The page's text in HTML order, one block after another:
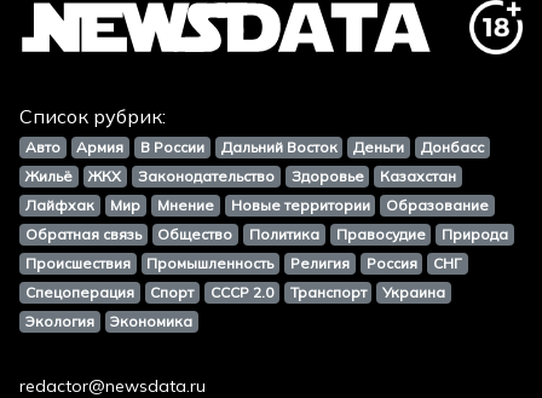
Список рубрик:
Авто Армия В России Дальний Восток Деньги
Донбасс
Жильё
ЖКХ Законодательство Здоровье
Казахстан
Лайфхак
Мир Мнение Новые территории
Образование
Обратная связь
Общество Политика Правосудие
Природа
Происшествия
Промышленность Религия Россия
СНГ
Спецоперация
Спорт СССР 2.0 Транспорт
Украина
Экология
Экономика
redactor@newsdata.ru